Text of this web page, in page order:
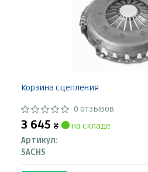
Корзина сцепления
0 отзывов
3 645 ₴
на складе
Артикул:
SACHS